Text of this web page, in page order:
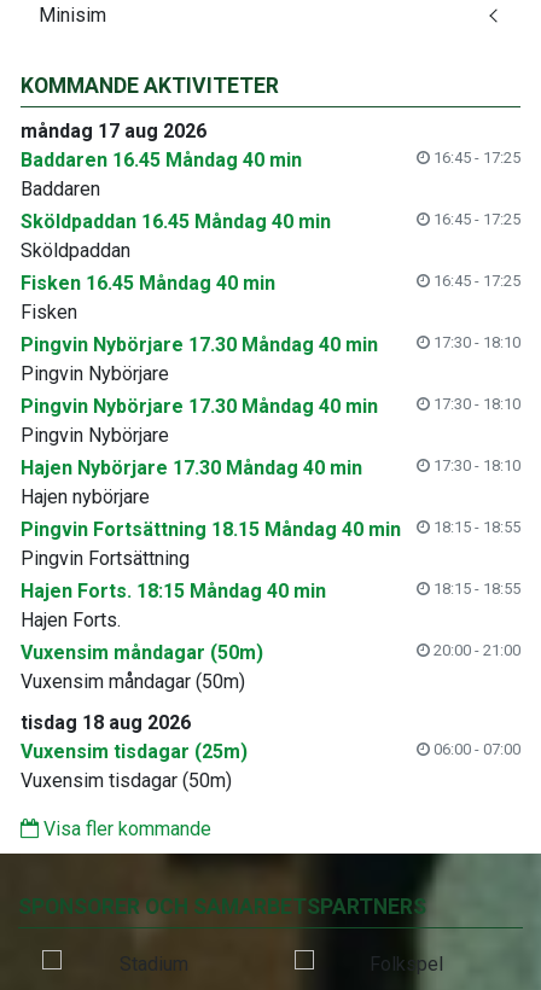
Minisim
KOMMANDE AKTIVITETER
måndag 17 aug 2026
Baddaren 16.45 Måndag 40 min
16:45 - 17:25
Baddaren
Sköldpaddan 16.45 Måndag 40 min
16:45 - 17:25
Sköldpaddan
Fisken 16.45 Måndag 40 min
16:45 - 17:25
Fisken
Pingvin Nybörjare 17.30 Måndag 40 min
17:30 - 18:10
Pingvin Nybörjare
Pingvin Nybörjare 17.30 Måndag 40 min
17:30 - 18:10
Pingvin Nybörjare
Hajen Nybörjare 17.30 Måndag 40 min
17:30 - 18:10
Hajen nybörjare
Pingvin Fortsättning 18.15 Måndag 40 min
18:15 - 18:55
Pingvin Fortsättning
Hajen Forts. 18:15 Måndag 40 min
18:15 - 18:55
Hajen Forts.
Vuxensim måndagar (50m)
20:00 - 21:00
Vuxensim måndagar (50m)
tisdag 18 aug 2026
Vuxensim tisdagar (25m)
06:00 - 07:00
Vuxensim tisdagar (50m)
Visa fler kommande
SPONSORER OCH SAMARBETSPARTNERS